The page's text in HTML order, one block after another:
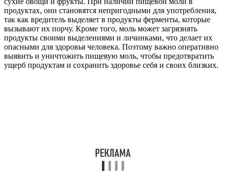
продуктах, они становятся непригодными для употребления,
так как вредитель выделяет в продукты ферменты, которые
вызывают их порчу. Кроме того, моль может загрязнять
продукты своими выделениями и личинками, что делает их
опасными для здоровья человека. Поэтому важно оперативно
выявить и уничтожить пищевую моль, чтобы предотвратить
ущерб продуктам и сохранить здоровье себя и своих близких.